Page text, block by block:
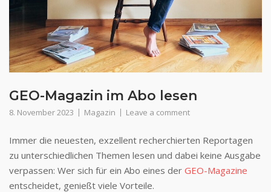
GEO-Magazin im Abo lesen
8. November 2023 Magazin Leave a comment
Immer die neuesten, exzellent recherchierten Reportagen
zu unterschiedlichen Themen lesen und dabei keine Ausgabe
verpassen: Wer sich für ein Abo eines der GEO-Magazine
entscheidet, genießt viele Vorteile.